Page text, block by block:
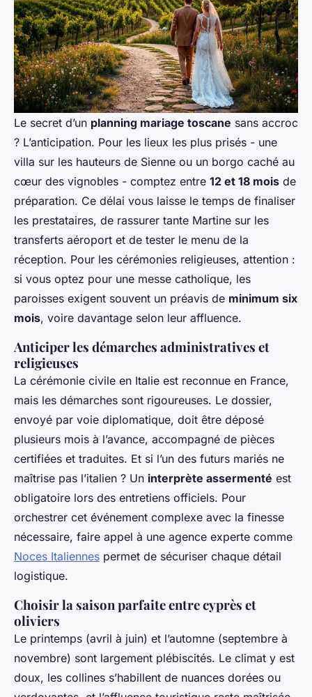
Le secret d’un planning mariage toscane sans accroc
? L’anticipation. Pour les lieux les plus prisés - une
villa sur les hauteurs de Sienne ou un borgo caché au
cœur des vignobles - comptez entre 12 et 18 mois de
préparation. Ce délai vous laisse le temps de finaliser
les prestataires, de rassurer tante Martine sur les
transferts aéroport et de tester le menu de la
réception. Pour les cérémonies religieuses, attention :
si vous optez pour une messe catholique, les
paroisses exigent souvent un préavis de minimum six
mois, voire davantage selon leur affluence.
Anticiper les démarches administratives et
religieuses
La cérémonie civile en Italie est reconnue en France,
mais les démarches sont rigoureuses. Le dossier,
envoyé par voie diplomatique, doit être déposé
plusieurs mois à l’avance, accompagné de pièces
certifiées et traduites. Et si l’un des futurs mariés ne
maîtrise pas l’italien ? Un interprète assermenté est
obligatoire lors des entretiens officiels. Pour
orchestrer cet événement complexe avec la finesse
nécessaire, faire appel à une agence experte comme
Noces Italiennes permet de sécuriser chaque détail
logistique.
Choisir la saison parfaite entre cyprès et
oliviers
Le printemps (avril à juin) et l’automne (septembre à
novembre) sont largement plébiscités. Le climat y est
doux, les collines s’habillent de nuances dorées ou